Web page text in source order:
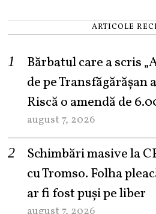
ARTICOLE
Bărbatul care a scris
de pe
Riscă o amendă de
august 7, 2026
Schimbări masive la
cu Tromso. Folha
ar fi fost puși pe liber